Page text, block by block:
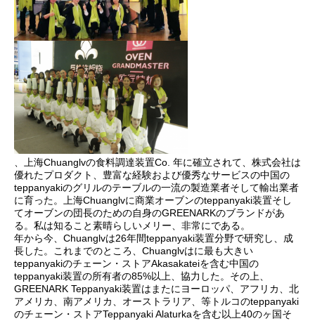
、上海Chuanglvの食料調達装置Co. 年に確立されて、株式会社は
優れたプロダクト、豊富な経験および優秀なサービスの中国の
teppanyakiのグリルのテーブルの一流の製造業者そして輸出業者
に育った。上海Chuanglvに商業オーブンのteppanyaki装置そし
てオーブンの団長のための自身のGREENARKのブランドがあ
る。私は知ること素晴らしいメリー、非常にである。
年から今、Chuanglvは26年間teppanyaki装置分野で研究し、成
長した。これまでのところ、Chuanglvはに最も大きい
teppanyakiのチェーン・ストアAkasakateiを含む中国の
teppanyaki装置の所有者の85%以上、協力した。その上、
GREENARK Teppanyaki装置はまたにヨーロッパ、アフリカ、北
アメリカ、南アメリカ、オーストラリア、等トルコのteppanyaki
のチェーン・ストアTeppanyaki Alaturkaを含む以上40のヶ国そ